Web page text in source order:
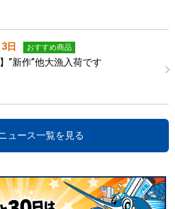
日 おすすめ商品
】”新作”他大漁入荷です
ュース一覧を見る